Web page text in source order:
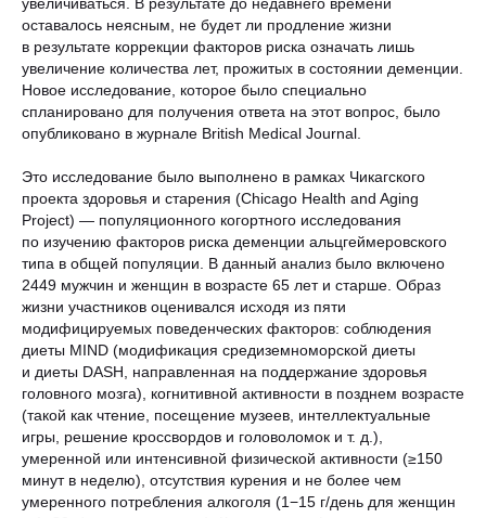
оставалось неясным, не будет ли продление жизни
в результате коррекции факторов риска означать лишь
увеличение количества лет, прожитых в состоянии деменции.
Новое исследование, которое было специально
спланировано для получения ответа на этот вопрос, было
опубликовано в журнале British Medical Journal.
Это исследование было выполнено в рамках Чикагского
проекта здоровья и старения (Chicago Health and Aging
Project) — популяционного когортного исследования
по изучению факторов риска деменции альцгеймеровского
типа в общей популяции. В данный анализ было включено
2449 мужчин и женщин в возрасте 65 лет и старше. Образ
жизни участников оценивался исходя из пяти
модифицируемых поведенческих факторов: соблюдения
диеты MIND (модификация средиземноморской диеты
и диеты DASH, направленная на поддержание здоровья
головного мозга), когнитивной активности в позднем возрасте
(такой как чтение, посещение музеев, интеллектуальные
игры, решение кроссвордов и головоломок и т. д.),
умеренной или интенсивной физической активности (≥150
минут в неделю), отсутствия курения и не более чем
умеренного потребления алкоголя (1−15 г/день для женщин